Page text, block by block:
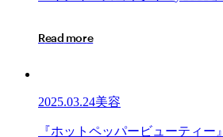
ワ
人
掲
ッ
ビ
ュ
ー
Read more
2025.03.24美容
『ホ
『ホッ ト ペッパー ビ ュ ーテ ィ ー 』